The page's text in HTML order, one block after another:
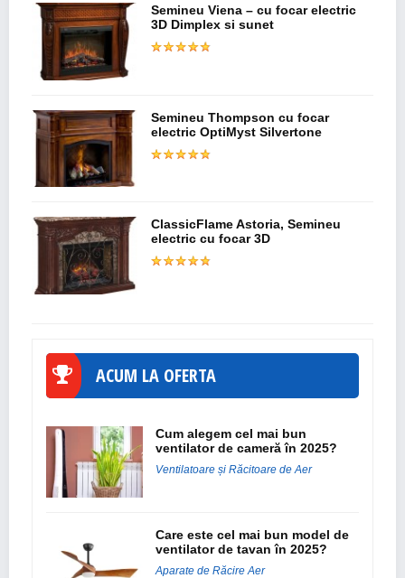
Semineu Viena – cu focar electric
3D Dimplex si sunet
Semineu Thompson cu focar
electric OptiMyst Silvertone
ClassicFlame Astoria, Semineu
electric cu focar 3D
ACUM LA OFERTA
Cum alegem cel mai bun
ventilator de cameră în 2025?
Ventilatoare și Răcitoare de Aer
Care este cel mai bun model de
ventilator de tavan în 2025?
Aparate de Răcire Aer